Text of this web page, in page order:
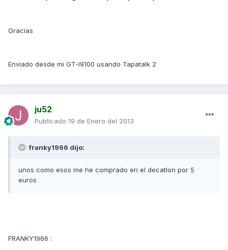
Gracias
Enviado desde mi GT-I9100 usando Tapatalk 2
ju52
Publicado 19 de Enero del 2013
franky1966 dijo:
unos como esos me he comprado en el decatlon por 5
euros
FRANKY1966 :